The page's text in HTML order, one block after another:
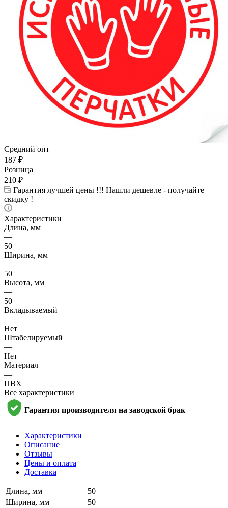
Средний опт
187 ₽
Розница
210 ₽
Гарантия лучшей цены !!! Нашли дешевле - получайте
скидку !
Характеристики
Длина, мм
—
50
Ширина, мм
—
50
Высота, мм
—
50
Вкладываемый
—
Нет
Штабелируемый
—
Нет
Материал
—
ПВХ
Все характеристики
Гарантия производителя на заводской брак
Характеристики
Описание
Отзывы
Цены и оплата
Доставка
Длина, мм
50
Ширина, мм
50